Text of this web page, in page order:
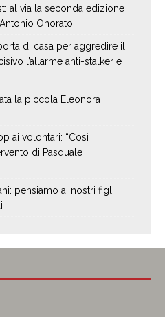
al via la seconda edizione
Onorato
di casa per aggredire il
l’allarme anti-stalker e
la piccola Eleonora
ai volontari: “Così
di Pasquale
pensiamo ai nostri figli